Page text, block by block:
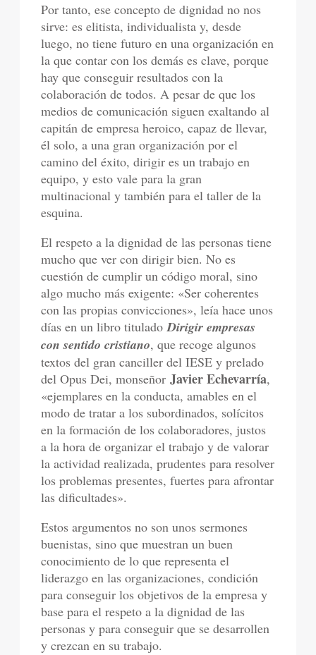
Por tanto, ese concepto de dignidad no nos
sirve: es elitista, individualista y, desde
luego, no tiene futuro en una organización en
la que contar con los demás es clave, porque
hay que conseguir resultados con la
colaboración de todos. A pesar de que los
medios de comunicación siguen exaltando al
capitán de empresa heroico, capaz de llevar,
él solo, a una gran organización por el
camino del éxito, dirigir es un trabajo en
equipo, y esto vale para la gran
multinacional y también para el taller de la
esquina.
El respeto a la dignidad de las personas tiene
mucho que ver con dirigir bien. No es
cuestión de cumplir un código moral, sino
algo mucho más exigente: «Ser coherentes
con las propias convicciones», leía hace unos
días en un libro tituladoDirigir empresas
con sentido cristiano, que recoge algunos
textos del gran canciller del IESE y prelado
del Opus Dei, monseñorJavier Echevarría,
«ejemplares en la conducta, amables en el
modo de tratar a los subordinados, solícitos
en la formación de los colaboradores, justos
a la hora de organizar el trabajo y de valorar
la actividad realizada, prudentes para resolver
los problemas presentes, fuertes para afrontar
las dificultades».
Estos argumentos no son unos sermones
buenistas, sino que muestran un buen
conocimiento de lo que representa el
liderazgo en las organizaciones, condición
para conseguir los objetivos de la empresa y
base para el respeto a la dignidad de las
personas y para conseguir que se desarrollen
y crezcan en su trabajo.